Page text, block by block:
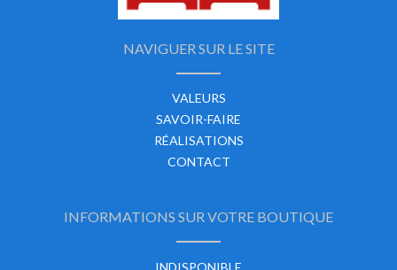
NAVIGUER SUR LE SITE
VALEURS
SAVOIR-FAIRE
RÉALISATIONS
CONTACT
INFORMATIONS SUR VOTRE BOUTIQUE
INDISPONIBLE